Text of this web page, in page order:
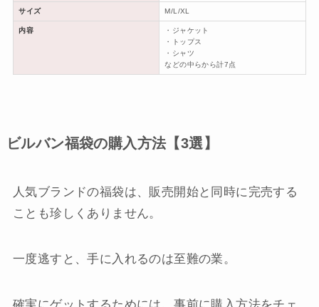
サイズ M/L/XL
内容
・ジャケット
・トップス
・シャツ
などの中らから計7点
ビルバン福袋の購入方法【3選】
人気ブランドの福袋は、販売開始と同時に完売する
ことも珍しくありません。
一度逃すと、手に入れるのは至難の業。